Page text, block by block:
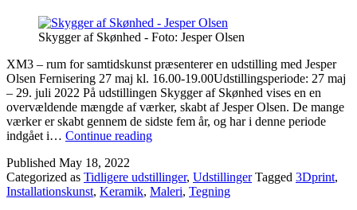
Skygger af Skønhed - Foto: Jesper Olsen
XM3 – rum for samtidskunst præsenterer en udstilling med Jesper
Olsen Fernisering 27 maj kl. 16.00-19.00Udstillingsperiode: 27 maj
– 29. juli 2022 På udstillingen Skygger af Skønhed vises en en
overvældende mængde af værker, skabt af Jesper Olsen. De mange
værker er skabt gennem de sidste fem år, og har i denne periode
indgået i… Continue readingSkygger
–
Jesper
Published May 18, 2022
Categorized as Tidligere udstillinger, Udstillinger Tagged 3Dprint,
Installationskunst, Keramik, Maleri, Tegning